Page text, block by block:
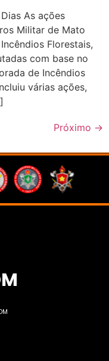
As ações
Militar de Mato
Florestais,
com base no
de Incêndios
várias ações,
Próximo →